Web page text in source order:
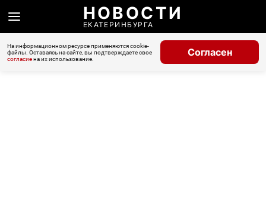
НОВОСТИ
ЕКАТЕРИНБУРГА
На информационном ресурсе применяются cookie-
файлы. Оставаясь на сайте, вы подтверждаете свое
согласиена их использование.
Согласен